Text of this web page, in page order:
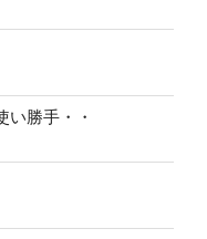
い勝手・・